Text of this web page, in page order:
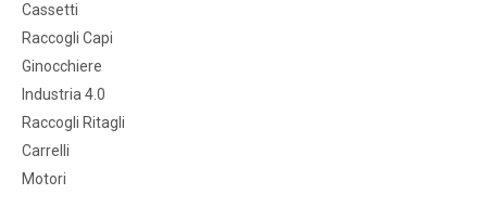
Cassetti
Raccogli Capi
Ginocchiere
Industria 4.0
Raccogli Ritagli
Carrelli
Motori